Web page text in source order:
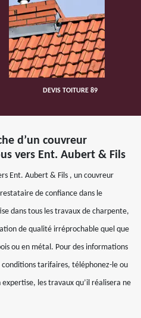
DEVIS TOITURE 89
d’un couvreur
vers Ent. Aubert & Fils
Ent. Aubert & Fils , un couvreur
de confiance dans le
dans tous les travaux de charpente,
de qualité irréprochable quel que
ou en métal. Pour des informations
conditions tarifaires, téléphonez-le ou
les travaux qu’il réalisera ne